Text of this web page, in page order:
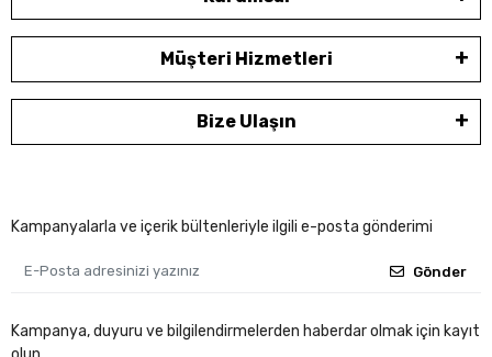
Müşteri Hizmetleri
Bize Ulaşın
Kampanyalarla ve içerik bültenleriyle ilgili e-posta gönderimi
Gönder
Kampanya, duyuru ve bilgilendirmelerden haberdar olmak için kayıt